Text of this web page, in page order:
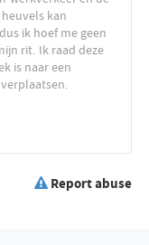
Report abuse